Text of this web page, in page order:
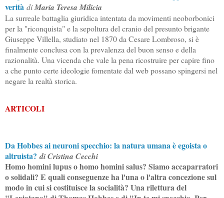
verità diMaria Teresa Milicia
La surreale battaglia giuridica intentata da movimenti neoborbonici
per la "riconquista" e la sepoltura del cranio del presunto brigante
Giuseppe Villella, studiato nel 1870 da Cesare Lombroso, si è
finalmente conclusa con la prevalenza del buon senso e della
razionalità. Una vicenda che vale la pena ricostruire per capire fino
a che punto certe ideologie fomentate dal web possano spingersi nel
negare la realtà storica.
ARTICOLI
Da Hobbes ai neuroni specchio: la natura umana è egoista o
altruista? diCristina Cecchi
Homo homini lupus o homo homini salus? Siamo accaparratori
o solidali? E quali conseguenze ha l'una o l'altra concezione sul
modo in cui si costituisce la socialità? Una rilettura del